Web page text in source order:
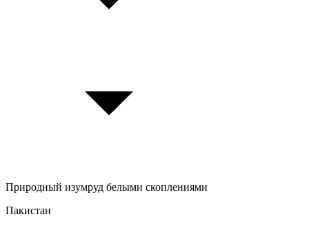
Природный изумруд белыми скоплениями
Пакистан